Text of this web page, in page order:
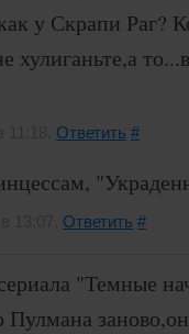
у Скрапи Раг?
хулиганьте,а
Ответить #
Ответить #
"Темные